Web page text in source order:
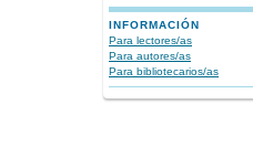
INFORMACIÓN
Para lectores/as
Para autores/as
Para bibliotecarios/as